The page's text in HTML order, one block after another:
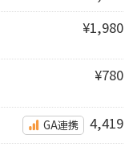
¥1,980
¥780
GA連携 4,419